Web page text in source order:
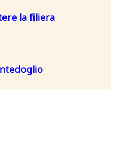
la filiera